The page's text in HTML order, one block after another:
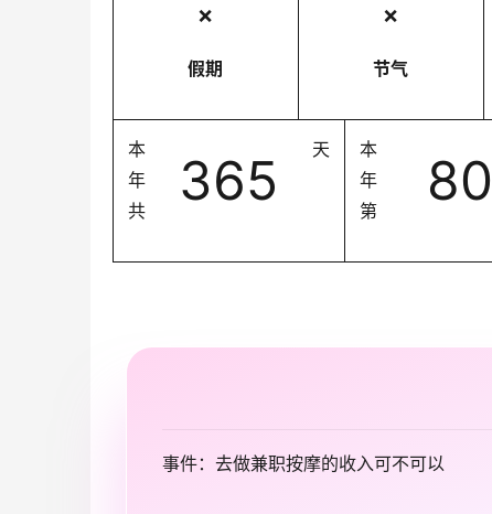
❌
假期
❌
节气
本
年
共
365 天
本
年
第
80
事件：去做兼职按摩的收入可不可以